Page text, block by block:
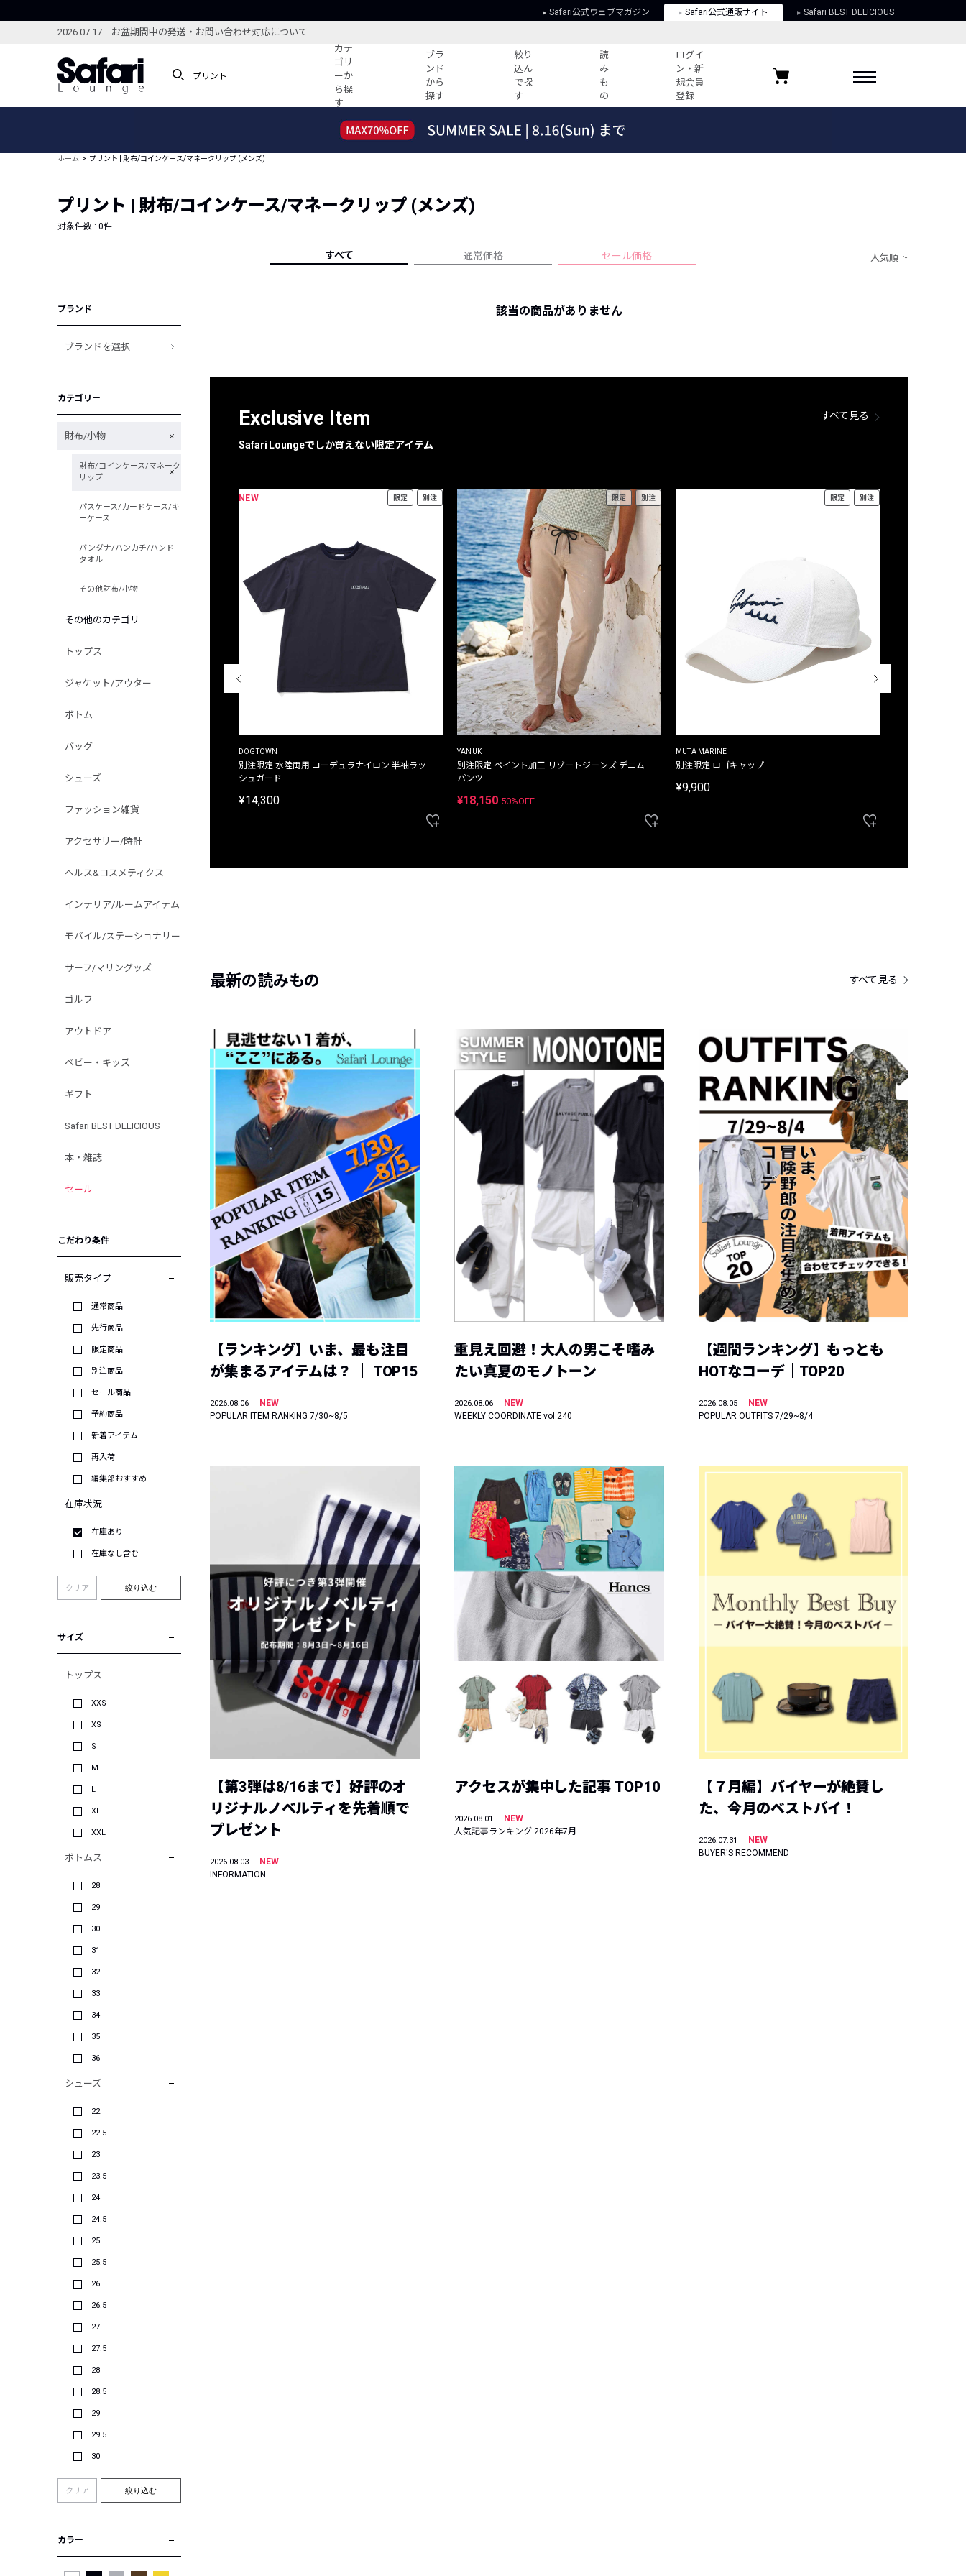
Safari公式ウェブマガジン Safari公式通販サイト Safari BEST DELICIOUS
2026.07.17 お盆期間中の発送・お問い合わせ対応について
カテ
ゴリ
ーか
ら探
す
ブラ
ンド
から
探す
絞り
込ん
で探
す
読
み
も
の
ログイ
ン・新
規会員
登録
ブランドから探す
新着アイテム
編集部のおすすめアイテム
特集記事
コーディネート
すべての記事
ーデ紹介
HOTなコーデ TOP20
人気記事ランキング
フォーカスブランド
プライバシーポリシー
お気に入りブランド
ホーム プリント | 財布/コインケース/マネークリップ (メンズ)
プリント | 財布/コインケース/マネークリップ (メンズ)
対象件数 : 0件
すべて 通常価格 セール価格 人気順
ブランド
ブランドを選択
カテゴリー
財布/小物
財布/コインケース/マネーク
リップ
パスケース/カードケース/キ
ーケース
バンダナ/ハンカチ/ハンド
タオル
その他財布/小物
その他のカテゴリ
トップス
ジャケット/アウター
ボトム
バッグ
シューズ
ファッション雑貨
アクセサリー/時計
ヘルス&コスメティクス
インテリア/ルームアイテム
モバイル/ステーショナリー
サーフ/マリングッズ
ゴルフ
アウトドア
ベビー・キッズ
ギフト
Safari BEST DELICIOUS
本・雑誌
セール
こだわり条件
販売タイプ
通常商品
先行商品
限定商品
別注商品
セール商品
予約商品
新着アイテム
再入荷
編集部おすすめ
在庫状況
在庫あり
在庫なし含む
クリア 絞り込む
サイズ
トップス
XXS
XS
S
M
L
XL
XXL
ボトムス
28
29
30
31
32
33
34
35
36
シューズ
22
22.5
23
23.5
24
24.5
25
25.5
26
26.5
27
27.5
28
28.5
29
29.5
30
クリア 絞り込む
カラー
該当の商品がありません
Exclusive Item
Safari Loungeでしか買えない限定アイテム
すべて見る
THE DUFFER OF ST.GEORGE
プリントTシャツ
NEW 限定 別注
DOGTOWN
別注限定 水陸両用 コーデュラナイロン 半袖ラッ
シュガード
¥14,300
限定 別注
YANUK
別注限定 ペイント加工 リゾートジーンズ デニム
パンツ
¥18,150 50%OFF
限定 別注
MUTA MARINE
別注限定 ロゴキャップ
¥9,900
最新の読みもの すべて見る
【ランキング】いま、最も注目
が集まるアイテムは？ ｜ TOP15
2026.08.06
NEW
POPULAR ITEM RANKING 7/30~8/5
重見え回避！大人の男こそ嗜み
たい真夏のモノトーン
2026.08.06
NEW
WEEKLY COORDINATE vol.240
【週間ランキング】もっとも
HOTなコーデ｜TOP20
2026.08.05
NEW
POPULAR OUTFITS 7/29~8/4
【第3弾は8/16まで】好評のオ
リジナルノベルティを先着順で
プレゼント
2026.08.03
NEW
INFORMATION
アクセスが集中した記事 TOP10
2026.08.01
NEW
人気記事ランキング 2026年7月
【７月編】バイヤーが絶賛し
た、今月のベストバイ！
2026.07.31
NEW
BUYER'S RECOMMEND